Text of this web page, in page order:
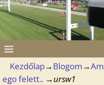
Kezdőlap→Blogom→
ego felett.. →ursw1